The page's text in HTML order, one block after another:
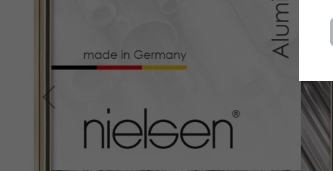
Retour